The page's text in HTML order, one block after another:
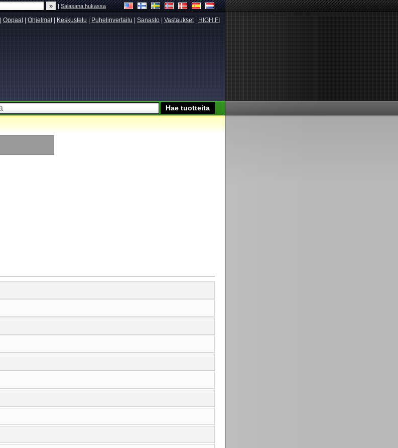
|Salasana hukassa
Oppaat| Ohjelmat| Keskustelu Puhelinvertailu Sanasto Vastaukset| HIGH.FI